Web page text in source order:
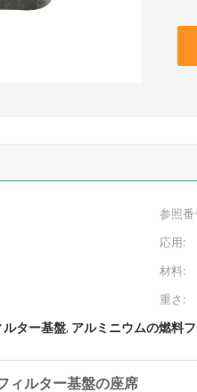
参照番
応用:
材料:
重さ:
ルター基盤, アルミニウムの燃料
ィルター基盤の座席